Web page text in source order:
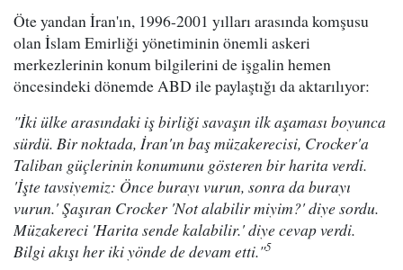
Öte yandan İran'ın, 1996-2001 yılları arasında komşusu
olan İslam Emirliği yönetiminin önemli askeri
merkezlerinin konum bilgilerini de işgalin hemen
öncesindeki dönemde ABD ile paylaştığı da aktarılıyor:
"İki ülke arasındaki iş birliği savaşın ilk aşaması boyunca
sürdü. Bir noktada, İran'ın baş müzakerecisi, Crocker'a
Taliban güçlerinin konumunu gösteren bir harita verdi.
'İşte tavsiyemiz: Önce burayı vurun, sonra da burayı
vurun.' Şaşıran Crocker 'Not alabilir miyim?' diye sordu.
Müzakereci 'Harita sende kalabilir.' diye cevap verdi.
Bilgi akışı her iki yönde de devam etti."5